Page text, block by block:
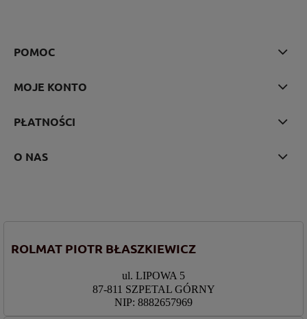
POMOC
MOJE KONTO
PŁATNOŚCI
O NAS
ROLMAT PIOTR BŁASZKIEWICZ
ul. LIPOWA 5
87-811 SZPETAL GÓRNY
NIP: 8882657969